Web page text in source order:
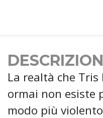
La realtà che
ormai non esiste
modo più